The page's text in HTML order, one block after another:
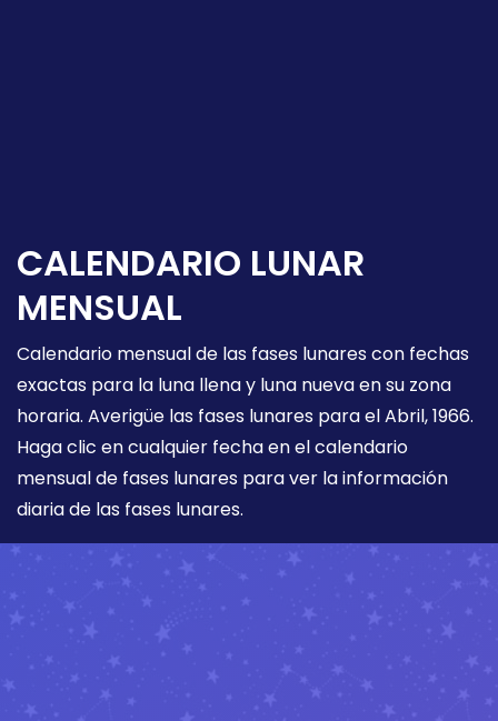
CALENDARIO LUNAR
MENSUAL
Calendario mensual de las fases lunares con fechas
exactas para la luna llena y luna nueva en su zona
horaria. Averigüe las fases lunares para el Abril, 1966.
Haga clic en cualquier fecha en el calendario
mensual de fases lunares para ver la información
diaria de las fases lunares.